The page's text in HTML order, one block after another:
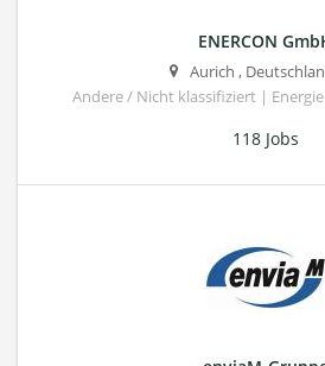
ENERCON
Aurich ,
Andere / Nicht klassifiziert |
118 Jobs